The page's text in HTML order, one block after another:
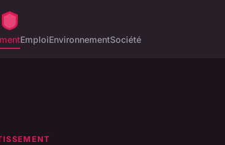
EmploiEnvironnementSociété